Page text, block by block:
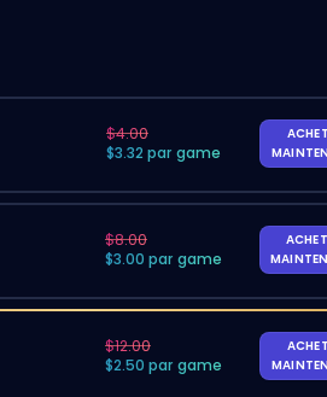
$4.00
$3.32 par game
$8.00
$3.00 par game
$12.00
$2.50 par game